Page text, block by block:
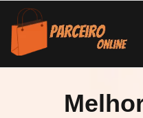
Pular
para
conteúdo